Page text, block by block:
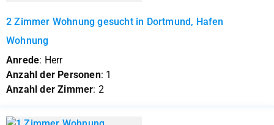
2 Zimmer Wohnung gesucht in Dortmund, Hafen
Wohnung
Anrede: Herr
Anzahl der Personen: 1
Anzahl der Zimmer: 2